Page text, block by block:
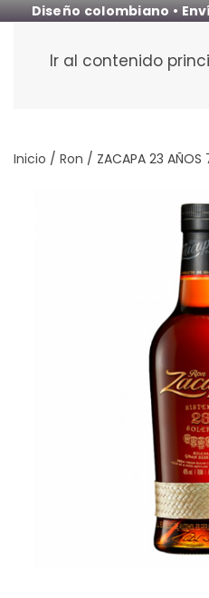
Diseño colombiano •
Ir al contenido
Inicio / Ron / ZACAPA 23 AÑOS